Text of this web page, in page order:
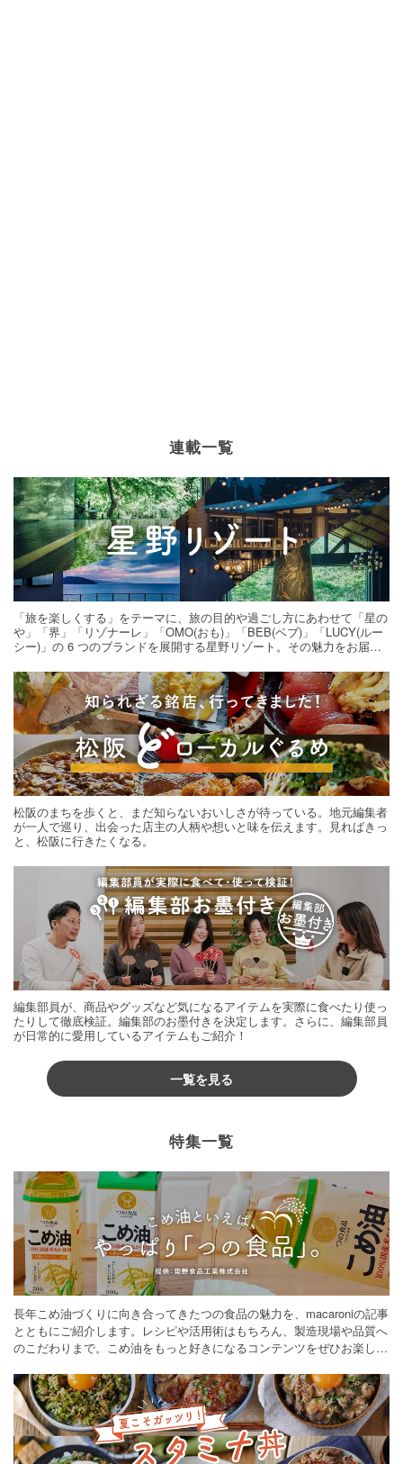
連載一覧
「旅を楽しくする」をテーマに、旅の目的や過ごし方にあわせて「星の
や」「界」「リゾナーレ」「OMO(おも)」「BEB(ベブ)」「LUCY(ルー
シー)」の 6 つのブランドを展開する星野リゾート。その魅力をお届け
松阪のまちを歩くと、まだ知らないおいしさが待っている。地元編集者
が一人で巡り、出会った店主の人柄や想いと味を伝えます。見ればきっ
と、松阪に行きたくなる。
編集部員が、商品やグッズなど気になるアイテムを実際に食べたり使っ
たりして徹底検証。編集部のお墨付きを決定します。さらに、編集部員
が日常的に愛用しているアイテムもご紹介！
一覧を見る
特集一覧
長年こめ油づくりに向き合ってきたつの食品の魅力を、macaroniの記事
とともにご紹介します。レシピや活用術はもちろん、製造現場や品質へ
のこだわりまで。こめ油をもっと好きになるコンテンツをぜひお楽しみ